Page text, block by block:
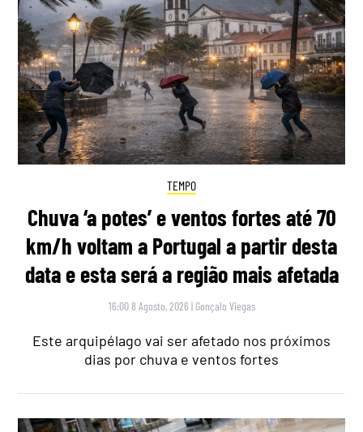
TEMPO
Chuva ‘a potes’ e ventos fortes até 70
km/h voltam a Portugal a partir desta
data e esta será a região mais afetada
16:00 8 Agosto, 2026 | Gonçalo Viegas
Este arquipélago vai ser afetado nos próximos
dias por chuva e ventos fortes